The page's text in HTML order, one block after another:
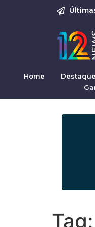
Home
Tag: